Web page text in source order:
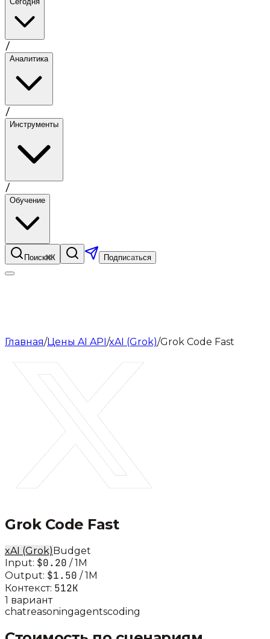
/
Аналитика
/
Инструменты
/
Обучение
Поиск⌘K Подписаться
Главная/Цены AI API/xAI (Grok)/Grok Code Fast
Grok Code Fast
xAI (Grok)Budget
Input: $0.20 / 1M
Output: $1.50 / 1M
Контекст: 512K
1 вариант
chatreasoningagentscoding